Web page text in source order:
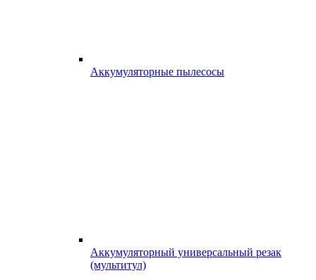
Аккумуляторные пылесосы
Аккумуляторный универсальный резак
(мультитул)